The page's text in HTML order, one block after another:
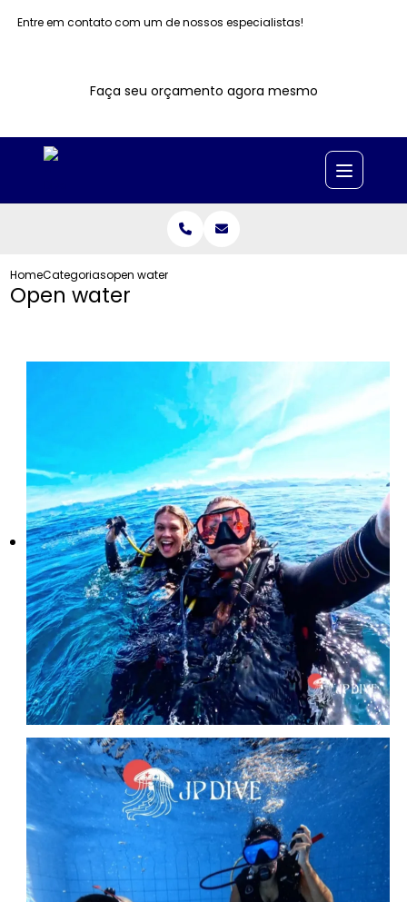
Entre em contato com um de nossos especialistas!
Faça seu orçamento agora mesmo
HomeCategoriasopen water
Open water